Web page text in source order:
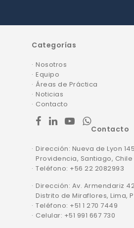
Categorías
Nosotros
Equipo
Áreas de Práctica
Noticias
Contacto
facebook
linkedinyoutubewhatsapp
Contacto
Dirección: Nueva de Lyon 145
Providencia, Santiago, Chile
Teléfono: +56 22 2082993
Dirección: Av. Armendariz
Distrito de Miraflores, Lima,
Teléfono: +51 1 270 7449
Celular: +51 991 667 730